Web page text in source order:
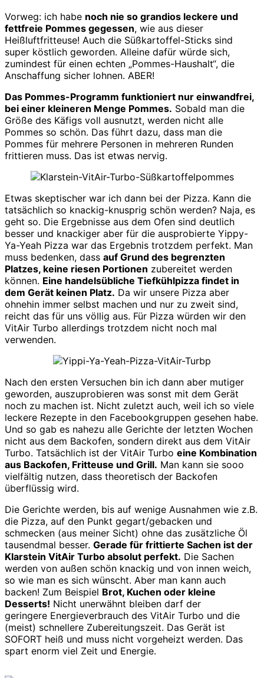
Vorweg: ich habe noch nie so grandios leckere und
fettfreie Pommes gegessen, wie aus dieser
Heißluftfritteuse! Auch die Süßkartoffel-Sticks sind
super köstlich geworden. Alleine dafür würde sich,
zumindest für einen echten „Pommes-Haushalt“, die
Anschaffung sicher lohnen. ABER!
Das Pommes-Programm funktioniert nur einwandfrei,
bei einer kleineren Menge Pommes. Sobald man die
Größe des Käfigs voll ausnutzt, werden nicht alle
Pommes so schön. Das führt dazu, dass man die
Pommes für mehrere Personen in mehreren Runden
frittieren muss. Das ist etwas nervig.
Etwas skeptischer war ich dann bei der Pizza. Kann die
tatsächlich so knackig-knusprig schön werden? Naja, es
geht so. Die Ergebnisse aus dem Ofen sind deutlich
besser und knackiger aber für die ausprobierte Yippy-
Ya-Yeah Pizza war das Ergebnis trotzdem perfekt. Man
muss bedenken, dass auf Grund des begrenzten
Platzes, keine riesen Portionen zubereitet werden
können. Eine handelsübliche Tiefkühlpizza findet in
dem Gerät keinen Platz. Da wir unsere Pizza aber
ohnehin immer selbst machen und nur zu zweit sind,
reicht das für uns völlig aus. Für Pizza würden wir den
VitAir Turbo allerdings trotzdem nicht noch mal
verwenden.
Nach den ersten Versuchen bin ich dann aber mutiger
geworden, auszuprobieren was sonst mit dem Gerät
noch zu machen ist. Nicht zuletzt auch, weil ich so viele
leckere Rezepte in den Facebookgruppen gesehen habe.
Und so gab es nahezu alle Gerichte der letzten Wochen
nicht aus dem Backofen, sondern direkt aus dem VitAir
Turbo. Tatsächlich ist der VitAir Turbo eine Kombination
aus Backofen, Fritteuse und Grill. Man kann sie sooo
vielfältig nutzen, dass theoretisch der Backofen
überflüssig wird.
Die Gerichte werden, bis auf wenige Ausnahmen wie z.B.
die Pizza, auf den Punkt gegart/gebacken und
schmecken (aus meiner Sicht) ohne das zusätzliche Öl
tausendmal besser. Gerade für frittierte Sachen ist der
Klarstein VitAir Turbo absolut perfekt. Die Sachen
werden von außen schön knackig und von innen weich,
so wie man es sich wünscht. Aber man kann auch
backen! Zum Beispiel Brot, Kuchen oder kleine
Desserts! Nicht unerwähnt bleiben darf der
geringere Energieverbrauch des VitAir Turbo und die
(meist) schnellere Zubereitungszeit. Das Gerät ist
SOFORT heiß und muss nicht vorgeheizt werden. Das
spart enorm viel Zeit und Energie.